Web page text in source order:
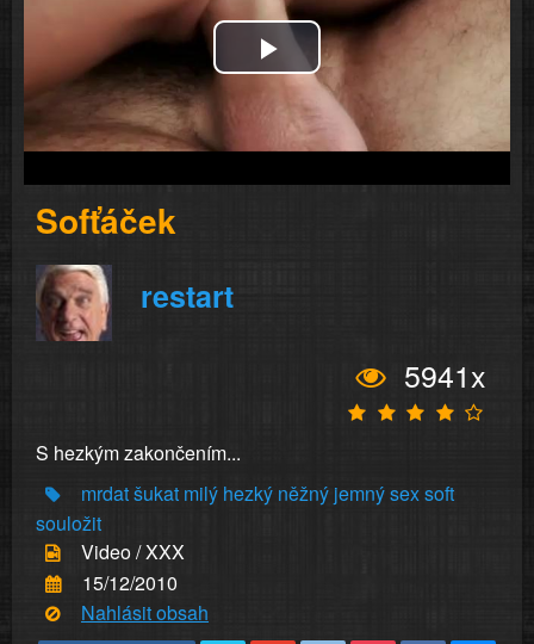
Play
Video
Sofťáček
restart
5941x
S hezkým zakončením...
mrdatšukat milý hezký něžný jemnýsexsoft
souložit
Video / XXX
15/12/2010
Nahlásit obsah